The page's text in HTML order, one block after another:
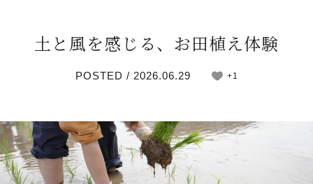
土と風を感じる、お田植え体験
POSTED / 2026.06.29 +1